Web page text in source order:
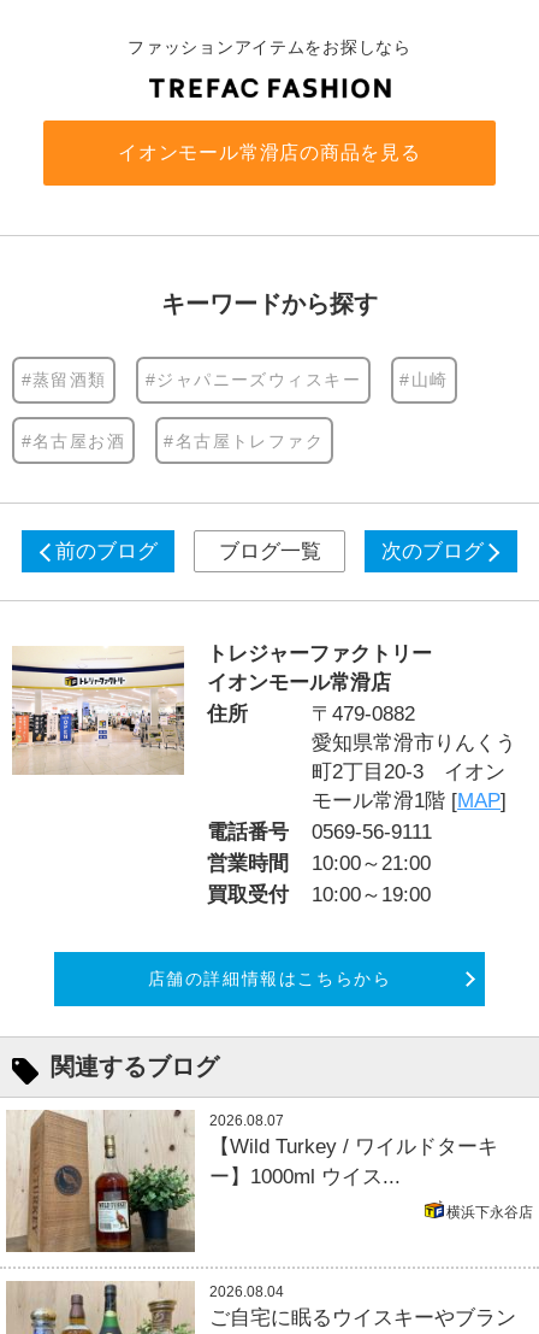
ファッションアイテムをお探しなら
イオンモール常滑店の商品を見る
キーワードから探す
#蒸留酒類 #ジャパニーズウィスキー #山崎
#名古屋お酒 #名古屋トレファク
前のブログ ブログ一覧 次のブログ
トレジャーファクトリー
イオンモール常滑店
住所
〒479-0882
愛知県常滑市りんくう
町2丁目20-3 イオン
モール常滑1階 [MAP]
電話番号
0569-56-9111
営業時間
10:00～21:00
買取受付
10:00～19:00
店舗の詳細情報はこちらから
関連するブログ
2026.08.07
【Wild Turkey / ワイルドターキ
ー】1000ml ウイス...
横浜下永谷店
2026.08.04
ご自宅に眠るウイスキーやブラン